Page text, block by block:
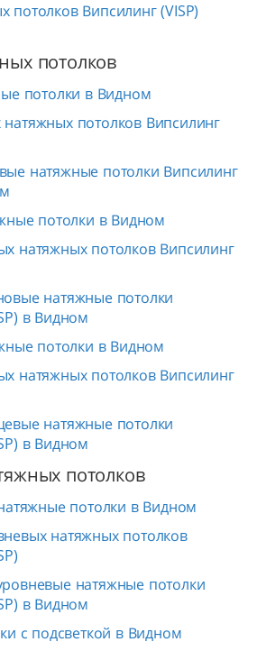
потолков Випсилинг (VISP)
потолков
потолки в Видном
потолков Випсилинг
натяжные потолки Випсилинг
потолки в Видном
натяжных потолков Випсилинг
натяжные потолки
в Видном
потолки в Видном
натяжных потолков Випсилинг
натяжные потолки
в Видном
потолков
потолки в Видном
натяжных потолков
натяжные потолки
в Видном
с подсветкой в Видном